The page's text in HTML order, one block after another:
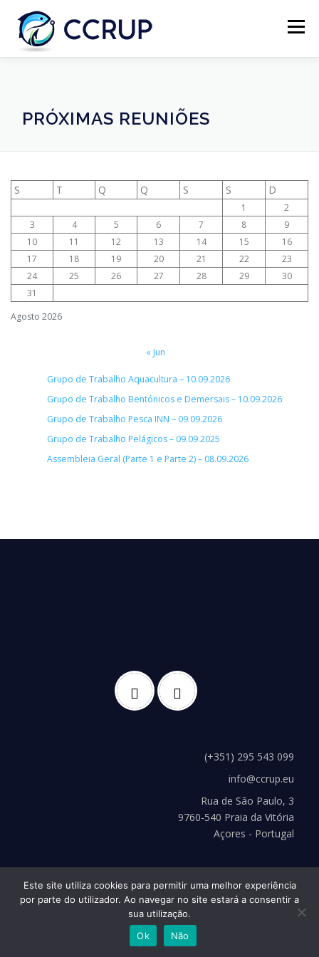
Menu
PRÓXIMAS REUNIÕES
Agosto 2026
S T Q Q S S D
1
2
3
4 5 6 7 8
9
10
11 12 13 14 15
16
17
18 19 20 21 22
23
24
25 26 27 28 29
30
31
« Jun
Grupo de Trabalho Aquacultura – 10.09.2026
Grupo de Trabalho Bentónicos e Demersais – 10.09.2026
Grupo de Trabalho Pesca INN – 09.09.2026
Grupo de Trabalho Pelágicos – 09.09.2025
Assembleia Geral (Parte 1 e Parte 2) – 08.09.2026
(+351) 295 543 099
info@ccrup.eu
Rua de São Paulo, 3
9760-540 Praia da Vitória
Açores - Portugal
Copyright © 2026 CCRUP–TemaOnePress
Este site utiliza cookies para permitir uma melhor experiência
por parte do utilizador. Ao navegar no site estará a consentir a
sua utilização.
Ok
Não